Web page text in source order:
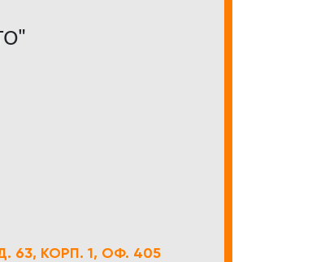
63, КОРП. 1, ОФ. 405